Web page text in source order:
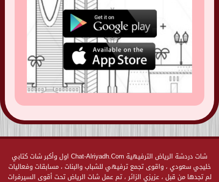
شات دردشة الرياض الترفيهية Chat-Alriyadh.Com اول وأكبر شات كتابي
خليجي سعودي ، واقوى تجمع ترفيهي للشباب والبنات ، مسابقات وفعاليات
لم تجدها من قبل ، عزيزي الزائر ، تم عمل شات الرياض تحت أقوى السيرفرات